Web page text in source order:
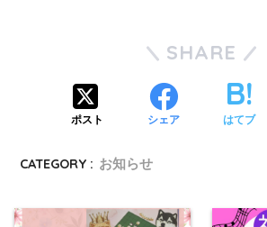
SHARE
ポスト シェア はてブ
CATEGORY : お知らせ